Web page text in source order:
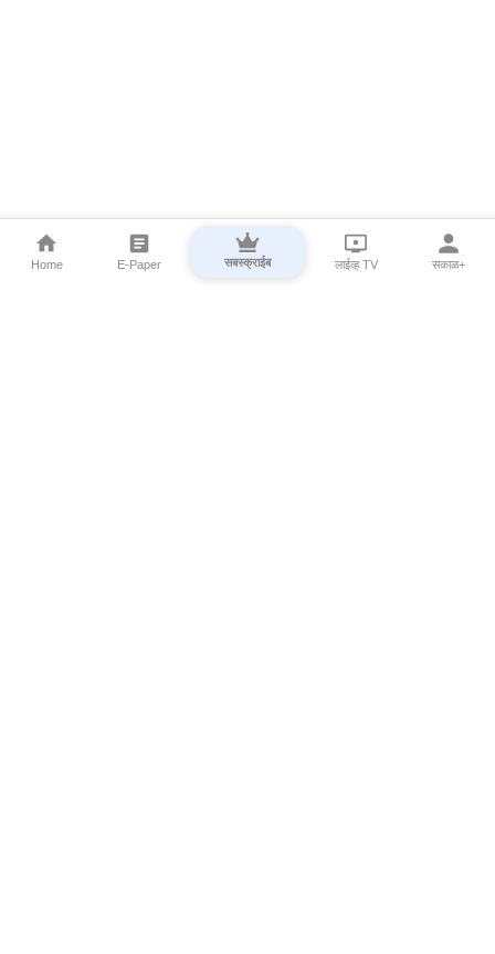
Home E-Paper सबस्क्राईब लाईव्ह TV सकाळ+